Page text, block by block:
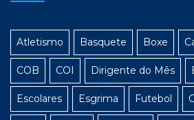
Atletismo Basquete Boxe
COB COI Dirigente do Mês
Escolares Esgrima Futebol